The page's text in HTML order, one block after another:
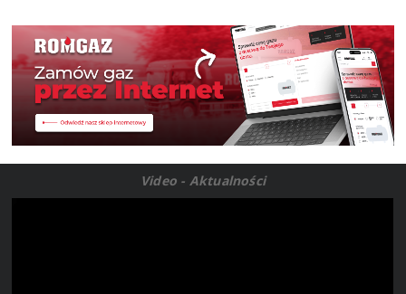
Video - Aktualności